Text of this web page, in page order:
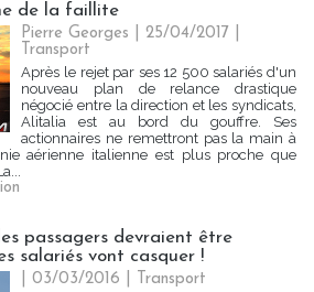
de la faillite
Pierre Georges | 25/04/2017
Transport
Après le rejet par ses 12 500 salariés d'un
nouveau plan de relance drastique
négocié entre la direction et les syndicats,
Alitalia est au bord du gouffre. Ses
actionnaires ne remettront pas la main à
aérienne italienne est plus proche que
passagers devraient être
salariés vont casquer !
| 03/03/2016
Transport